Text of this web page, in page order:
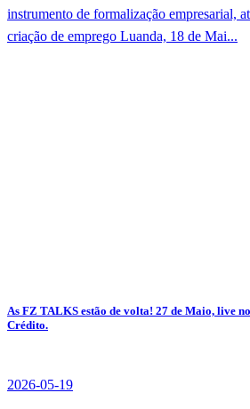
instrumento de formalização empresarial,
criação de emprego Luanda, 18 de Mai...
As FZ TALKS estão de volta! 27 de Maio, live
Crédito.
2026-05-19